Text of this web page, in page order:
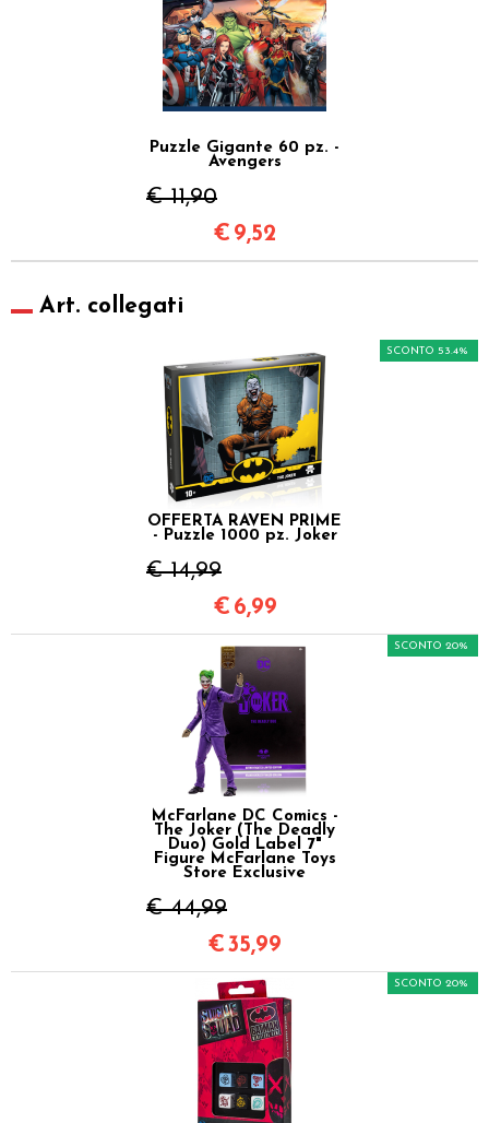
Puzzle Gigante 60 pz. -
Avengers
€ 11,90
€ 9,52
Art. collegati
OFFERTA RAVEN PRIME
- Puzzle 1000 pz. Joker
€ 14,99
SCONTO 53.4%
€ 6,99
McFarlane DC Comics -
The Joker (The Deadly
Duo) Gold Label 7"
Figure McFarlane Toys
Store Exclusive
€ 44,99
SCONTO 20%
€35,99
SCONTO 20%